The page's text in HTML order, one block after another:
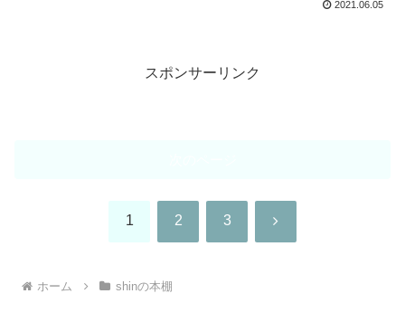
2021.06.05
スポンサーリンク
1 2 3 次
ホーム shinの本棚